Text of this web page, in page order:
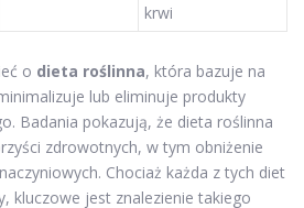
krwi
o dieta roślinna, która bazuje na
lub eliminuje produkty
Badania pokazują, że dieta roślinna
zdrowotnych, w tym obniżenie
Chociaż każda z tych diet
kluczowe jest znalezienie takiego